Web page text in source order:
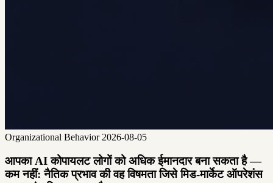
Organizational Behavior 2026-08-05
आपका AI कोपायलट लोगों को अधिक ईमानदार बना सकता है —
कम नहीं: नैतिक प्रभाव की वह विषमता जिसे मिड-मार्केट ऑपरेशंस